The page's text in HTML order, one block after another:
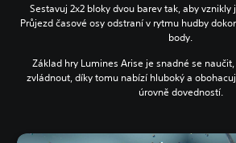
Sestavuj 2x2 bloky dvou barev tak, aby
Průjezd časové osy odstraní v rytmu hudby
body.
Základ hry Lumines Arise je snadné se
zvládnout, díky tomu nabízí hluboký a
úrovně dovedností.